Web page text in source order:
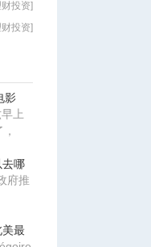
投资]
投资]
影
上
去哪
府推
美最